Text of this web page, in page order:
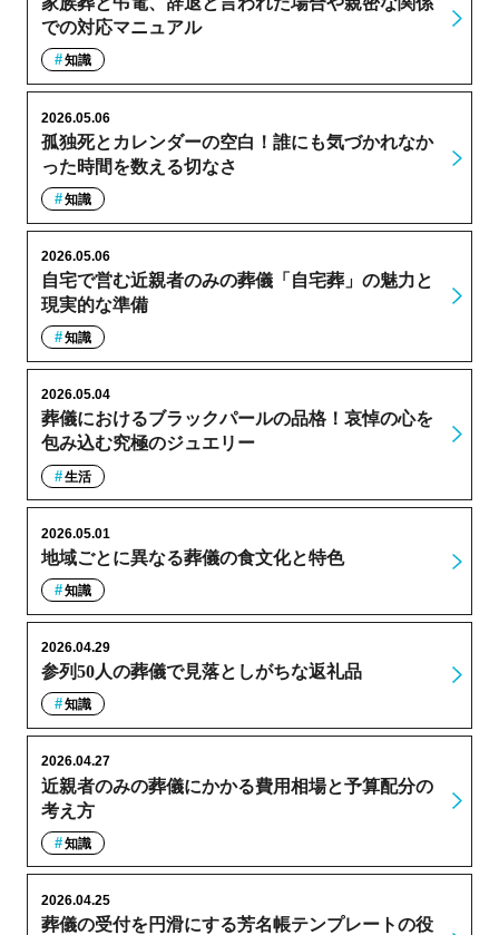
での対応マニュアル
知識
孤独死とカレンダーの空白！誰にも気づかれなか
った時間を数える切なさ
2026.05.06
知識
自宅で営む近親者のみの葬儀「自宅葬」の魅力と
現実的な準備
2026.05.06
知識
葬儀におけるブラックパールの品格！哀悼の心を
包み込む究極のジュエリー
2026.05.04
生活
地域ごとに異なる葬儀の食文化と特色
2026.05.01
知識
参列50人の葬儀で見落としがちな返礼品
2026.04.29
知識
近親者のみの葬儀にかかる費用相場と予算配分の
考え方
2026.04.27
知識
葬儀の受付を円滑にする芳名帳テンプレートの役
2026.04.25